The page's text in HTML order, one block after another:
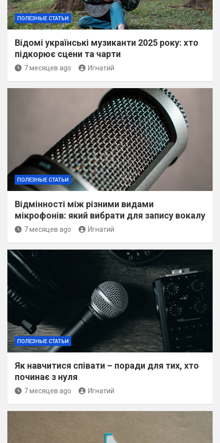
ПОЛЕЗНЫЕ СТАТЬИ
Відомі українські музиканти 2025 року: хто
підкорює сцени та чарти
7 месяцев ago Игнатий
ПОЛЕЗНЫЕ СТАТЬИ
Відмінності між різними видами
мікрофонів: який вибрати для запису вокалу
7 месяцев ago Игнатий
ПОЛЕЗНЫЕ СТАТЬИ
Як навчитися співати – поради для тих, хто
починає з нуля
7 месяцев ago Игнатий